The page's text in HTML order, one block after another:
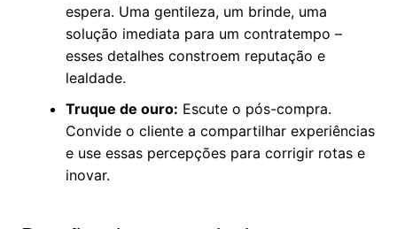
espera. Uma gentileza, um brinde, uma
solução imediata para um contratempo –
esses detalhes constroem reputação e
lealdade.
Truque de ouro: Escute o pós-compra.
Convide o cliente a compartilhar experiências
e use essas percepções para corrigir rotas e
inovar.